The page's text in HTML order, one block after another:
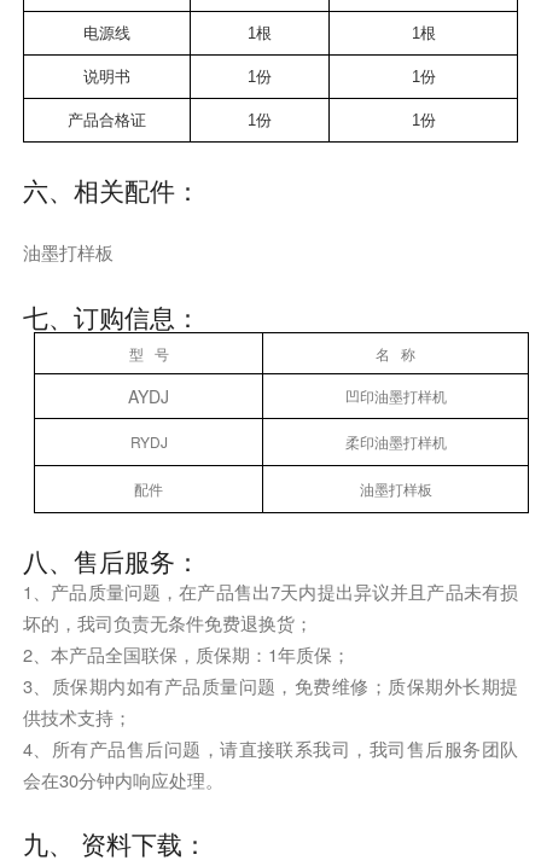
电源线 1根 1根
说明书 1份 1份
产品合格证 1份 1份
六、相关配件：
油墨打样板
七、订购信息：
型 号 名 称
AYDJ 凹印油墨打样机
RYDJ 柔印油墨打样机
配件 油墨打样板
八、售后服务：
1、产品质量问题，在产品售出7天内提出异议并且产品未有损
坏的，我司负责无条件免费退换货；
2、本产品全国联保，质保期：1年质保；
3、质保期内如有产品质量问题，免费维修；质保期外长期提
供技术支持；
4、所有产品售后问题，请直接联系我司，我司售后服务团队
会在30分钟内响应处理。
九、 资料下载：